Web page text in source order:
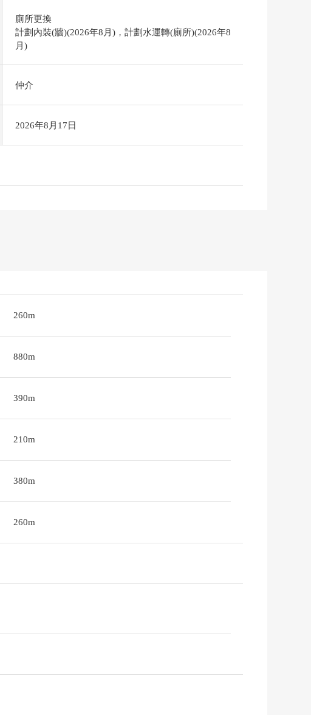
廁所更換
計劃內裝(牆)(2026年8月)，計劃水運轉(廁所)(2026年8
月)
仲介
2026年8月17日
260m
880m
390m
210m
380m
260m